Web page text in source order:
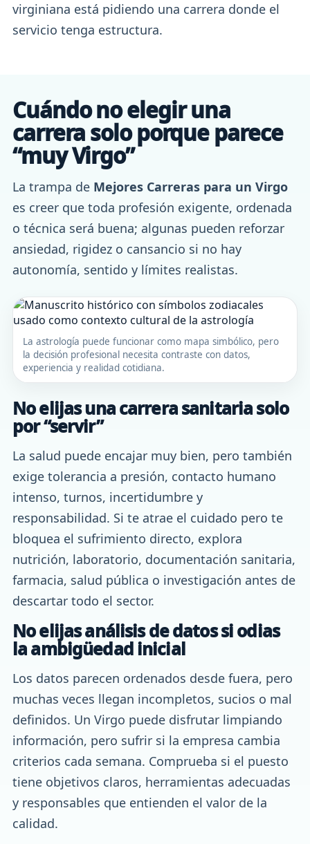
virginiana está pidiendo una carrera donde el
servicio tenga estructura.
Cuándo no elegir una
carrera solo porque parece
“muy Virgo”
La trampa de Mejores Carreras para un Virgo
es creer que toda profesión exigente, ordenada
o técnica será buena; algunas pueden reforzar
ansiedad, rigidez o cansancio si no hay
autonomía, sentido y límites realistas.
La astrología puede funcionar como mapa simbólico, pero
la decisión profesional necesita contraste con datos,
experiencia y realidad cotidiana.
No elijas una carrera sanitaria solo
por “servir”
La salud puede encajar muy bien, pero también
exige tolerancia a presión, contacto humano
intenso, turnos, incertidumbre y
responsabilidad. Si te atrae el cuidado pero te
bloquea el sufrimiento directo, explora
nutrición, laboratorio, documentación sanitaria,
farmacia, salud pública o investigación antes de
descartar todo el sector.
No elijas análisis de datos si odias
la ambigüedad inicial
Los datos parecen ordenados desde fuera, pero
muchas veces llegan incompletos, sucios o mal
definidos. Un Virgo puede disfrutar limpiando
información, pero sufrir si la empresa cambia
criterios cada semana. Comprueba si el puesto
tiene objetivos claros, herramientas adecuadas
y responsables que entienden el valor de la
calidad.